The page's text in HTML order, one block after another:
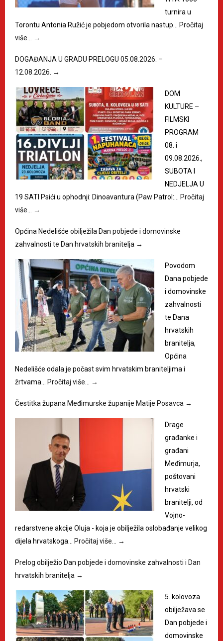
turnira u
Torontu Antonia Ružić je pobjedom otvorila nastup…
Pročitaj
više…
→
DOGAĐANJA U GRADU PRELOGU 05.08.2026. –
12.08.2026. →
DOM
KULTURE –
FILMSKI
PROGRAM
08. i
09.08.2026.,
SUBOTA I
NEDJELJA U
19 SATI Psići u ophodnji: Dinoavantura (Paw Patrol:…
Pročitaj
više…
→
Općina Nedelišće obilježila Dan pobjede i domovinske
zahvalnosti te Dan hrvatskih branitelja →
Povodom
Dana pobjede
i domovinske
zahvalnosti
te Dana
hrvatskih
branitelja,
Općina
Nedelišće odala je počast svim hrvatskim braniteljima i
žrtvama…
Pročitaj više… →
Čestitka župana Međimurske županije Matije Posavca →
Drage
građanke i
građani
Međimurja,
poštovani
hrvatski
branitelji, od
Vojno-
redarstvene akcije Oluja - koja je obilježila oslobađanje velikog
dijela hrvatskoga…
Pročitaj više… →
Prelog obilježio Dan pobjede i domovinske zahvalnosti i Dan
hrvatskih branitelja →
5. kolovoza
obilježava se
Dan pobjede i
domovinske